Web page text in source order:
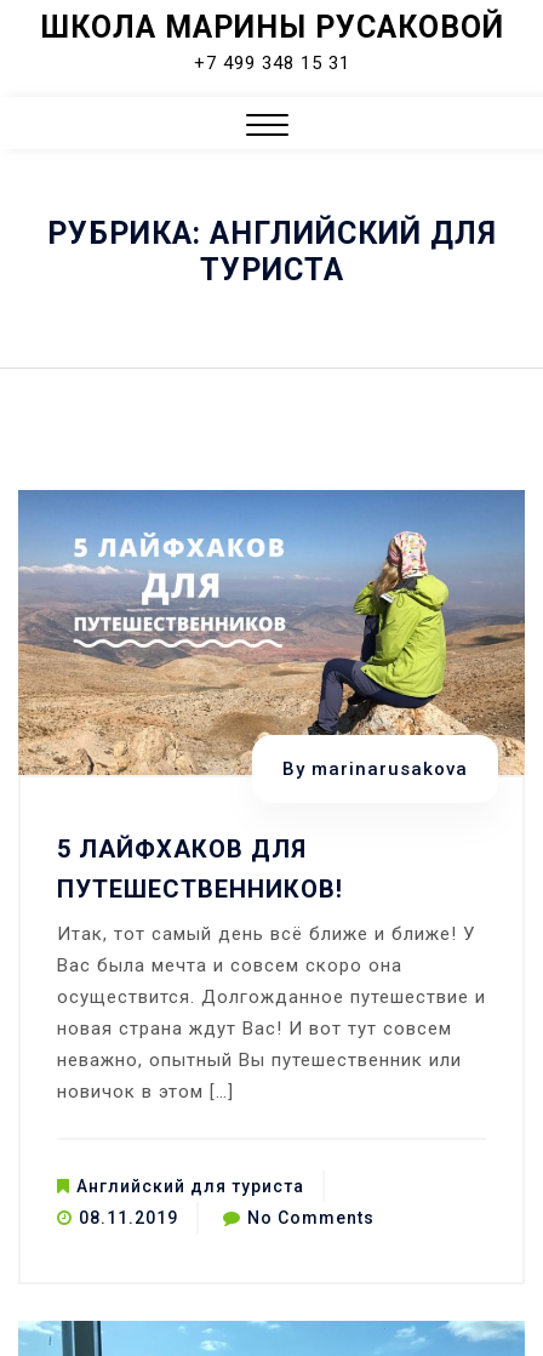
ШКОЛА МАРИНЫ РУСАКОВОЙ
+7 499 348 15 31
РУБРИКА: АНГЛИЙСКИЙ ДЛЯ
ТУРИСТА
By marinarusakova
5 ЛАЙФХАКОВ ДЛЯ
ПУТЕШЕСТВЕННИКОВ!
Итак, тот самый день всё ближе и ближе! У
Вас была мечта и совсем скоро она
осуществится. Долгожданное путешествие и
новая страна ждут Вас! И вот тут совсем
неважно, опытный Вы путешественник или
новичок в этом […]
Английский для туриста
08.11.2019
No Comments